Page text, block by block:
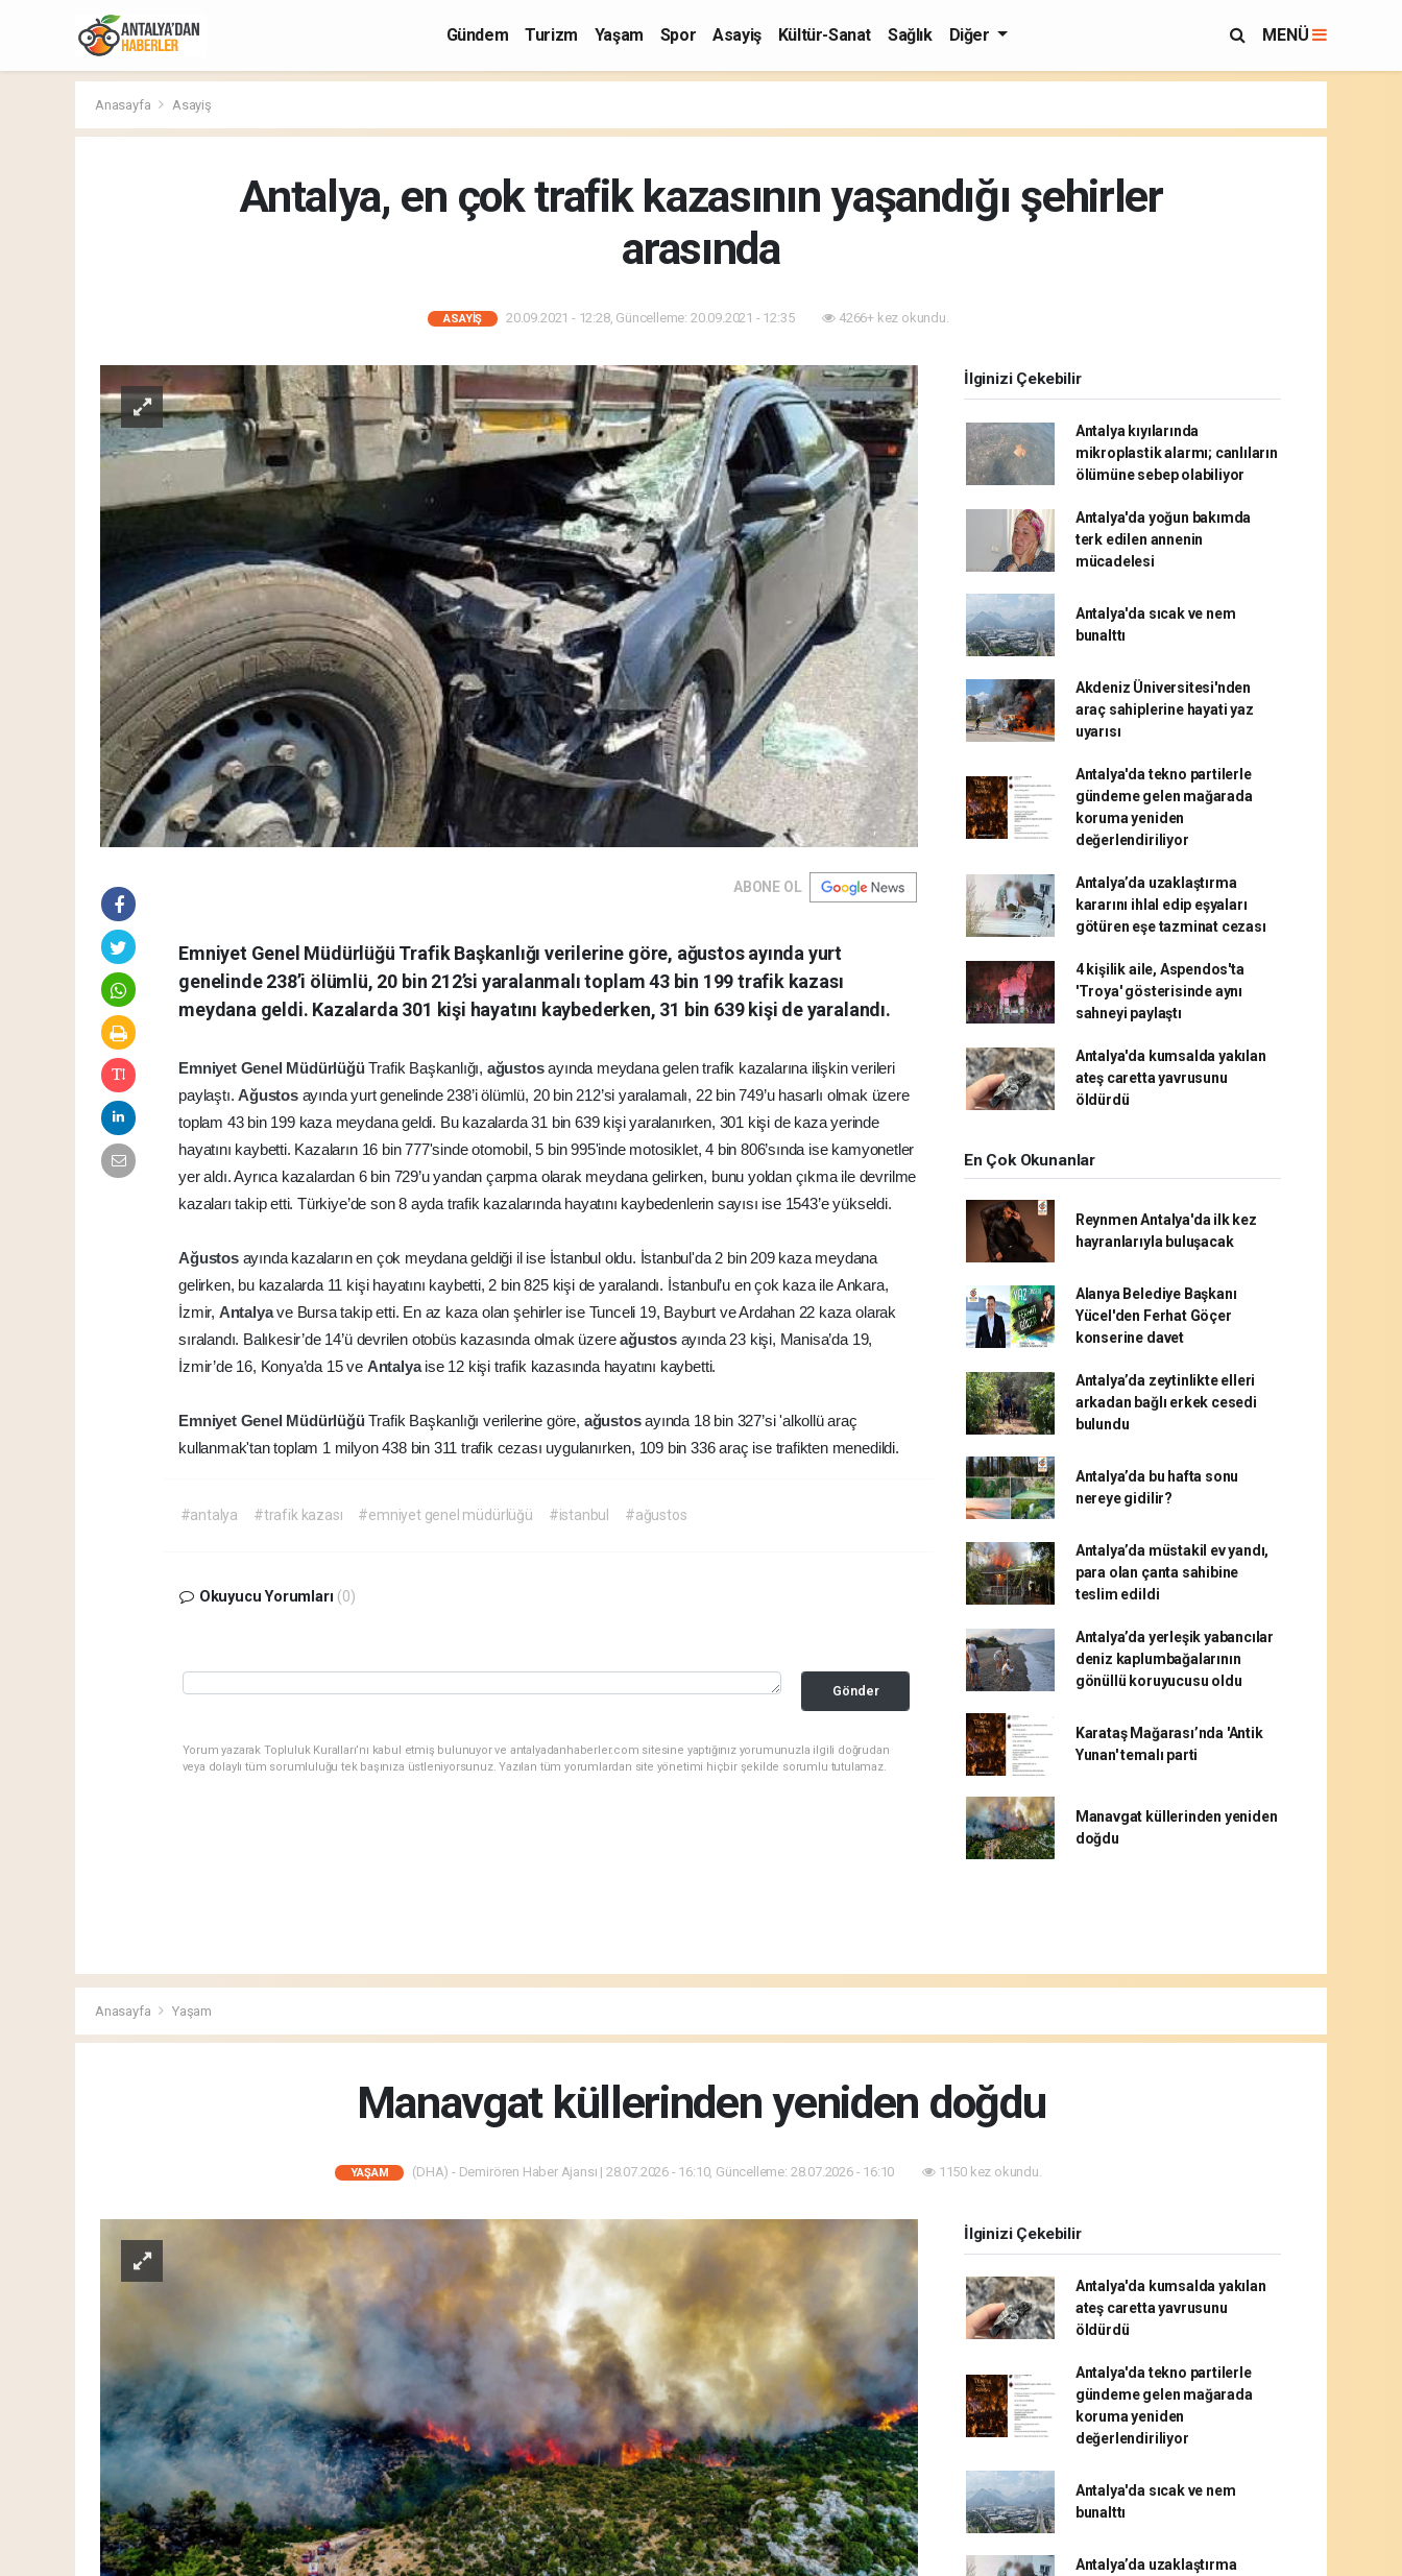
Gündem Turizm Yaşam Spor Asayiş Kültür-Sanat Sağlık Diğer MENÜ
Anasayfa Asayiş
Antalya, en çok trafik kazasının yaşandığı şehirler
arasında
ASAYIŞ 20.09.2021 - 12:28, Güncelleme: 20.09.2021 - 12:35 4266+ kez okundu.
ABONE OL
Emniyet Genel Müdürlüğü Trafik Başkanlığı verilerine göre, ağustos ayında yurt
genelinde 238’i ölümlü, 20 bin 212’si yaralanmalı toplam 43 bin 199 trafik kazası
meydana geldi. Kazalarda 301 kişi hayatını kaybederken, 31 bin 639 kişi de yaralandı.
Emniyet Genel MüdürlüğüTrafik Başkanlığı, ağustosayında meydana gelen trafik kazalarına ilişkin verileri
paylaştı.Ağustos ayında yurt genelinde 238’i ölümlü, 20 bin 212’si yaralamalı, 22 bin 749’u hasarlı olmak üzere
toplam 43 bin 199 kaza meydana geldi. Bu kazalarda 31 bin 639 kişi yaralanırken, 301 kişi de kaza yerinde
hayatını kaybetti. Kazaların 16 bin 777'sinde otomobil, 5 bin 995'inde motosiklet, 4 bin 806’sında ise kamyonetler
yer aldı. Ayrıca kazalardan 6 bin 729’u yandan çarpma olarak meydana gelirken, bunu yoldan çıkma ile devrilme
kazaları takip etti. Türkiye’de son 8 ayda trafik kazalarında hayatını kaybedenlerin sayısı ise 1543’e yükseldi.
Ağustos ayında kazaların en çok meydana geldiği il ise İstanbul oldu. İstanbul'da 2 bin 209 kaza meydana
gelirken, bu kazalarda 11 kişi hayatını kaybetti, 2 bin 825 kişi de yaralandı. İstanbul’u en çok kaza ile Ankara,
İzmir, Antalyave Bursa takip etti. En az kaza olan şehirler ise Tunceli 19, Bayburt ve Ardahan 22 kaza olarak
sıralandı. Balıkesir’de 14’ü devrilen otobüs kazasında olmak üzereağustos ayında 23 kişi, Manisa’da 19,
İzmir’de 16, Konya’da 15 ve Antalyaise 12 kişi trafik kazasında hayatını kaybetti.
Emniyet Genel MüdürlüğüTrafik Başkanlığı verilerine göre, ağustosayında 18 bin 327’si 'alkollü araç
kullanmak'tan toplam 1 milyon 438 bin 311 trafik cezası uygulanırken, 109 bin 336 araç ise trafikten menedildi.
#antalya #trafik kazası #emniyet genel müdürlüğü #istanbul #ağustos
Okuyucu Yorumları (0)
Gönder
Yorum yazarak Topluluk Kuralları’nı kabul etmiş bulunuyor ve antalyadanhaberler.com sitesine yaptığınız yorumunuzla ilgili doğrudan
veya dolaylı tüm sorumluluğu tek başınıza üstleniyorsunuz. Yazılan tüm yorumlardan site yönetimi hiçbir şekilde sorumlu tutulamaz.
İlginizi Çekebilir
Antalya kıyılarında
mikroplastik alarmı; canlıların
ölümüne sebep olabiliyor
Antalya'da yoğun bakımda
terk edilen annenin
mücadelesi
Antalya'da sıcak ve nem
bunalttı
Akdeniz Üniversitesi'nden
araç sahiplerine hayati yaz
uyarısı
Antalya'da tekno partilerle
gündeme gelen mağarada
koruma yeniden
değerlendiriliyor
Antalya’da uzaklaştırma
kararını ihlal edip eşyaları
götüren eşe tazminat cezası
4 kişilik aile, Aspendos'ta
'Troya' gösterisinde aynı
sahneyi paylaştı
Antalya'da kumsalda yakılan
ateş caretta yavrusunu
öldürdü
En Çok Okunanlar
Reynmen Antalya'da ilk kez
hayranlarıyla buluşacak
Alanya Belediye Başkanı
Yücel'den Ferhat Göçer
konserine davet
Antalya’da zeytinlikte elleri
arkadan bağlı erkek cesedi
bulundu
Antalya’da bu hafta sonu
nereye gidilir?
Antalya’da müstakil ev yandı,
para olan çanta sahibine
teslim edildi
Antalya’da yerleşik yabancılar
deniz kaplumbağalarının
gönüllü koruyucusu oldu
Karataş Mağarası’nda 'Antik
Yunan' temalı parti
Manavgat küllerinden yeniden
doğdu
Anasayfa Yaşam
Manavgat küllerinden yeniden doğdu
YAŞAM (DHA) - Demirören Haber Ajansı | 28.07.2026 - 16:10, Güncelleme: 28.07.2026 - 16:10 1150 kez okundu.
İlginizi Çekebilir
Antalya'da kumsalda yakılan
ateş caretta yavrusunu
öldürdü
Antalya'da tekno partilerle
gündeme gelen mağarada
koruma yeniden
değerlendiriliyor
Antalya'da sıcak ve nem
bunalttı
Antalya’da uzaklaştırma